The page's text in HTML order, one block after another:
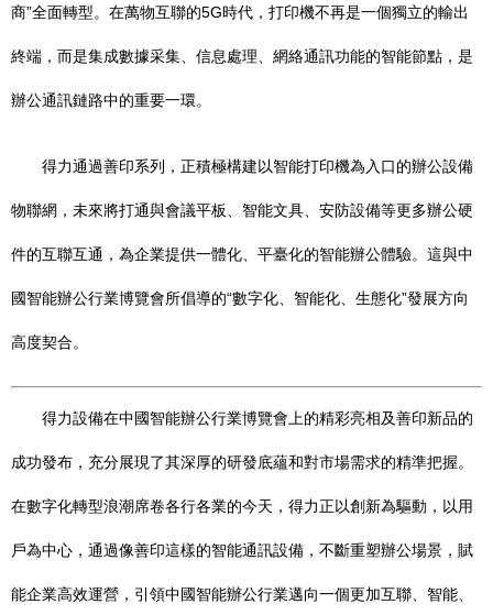
商”全面轉型。在萬物互聯的5G時代，打印機不再是一個獨立的輸出
終端，而是集成數據采集、信息處理、網絡通訊功能的智能節點，是
辦公通訊鏈路中的重要一環。
得力通過善印系列，正積極構建以智能打印機為入口的辦公設備
物聯網，未來將打通與會議平板、智能文具、安防設備等更多辦公硬
件的互聯互通，為企業提供一體化、平臺化的智能辦公體驗。這與中
國智能辦公行業博覽會所倡導的“數字化、智能化、生態化”發展方向
高度契合。
得力設備在中國智能辦公行業博覽會上的精彩亮相及善印新品的
成功發布，充分展現了其深厚的研發底蘊和對市場需求的精準把握。
在數字化轉型浪潮席卷各行各業的今天，得力正以創新為驅動，以用
戶為中心，通過像善印這樣的智能通訊設備，不斷重塑辦公場景，賦
能企業高效運營，引領中國智能辦公行業邁向一個更加互聯、智能、